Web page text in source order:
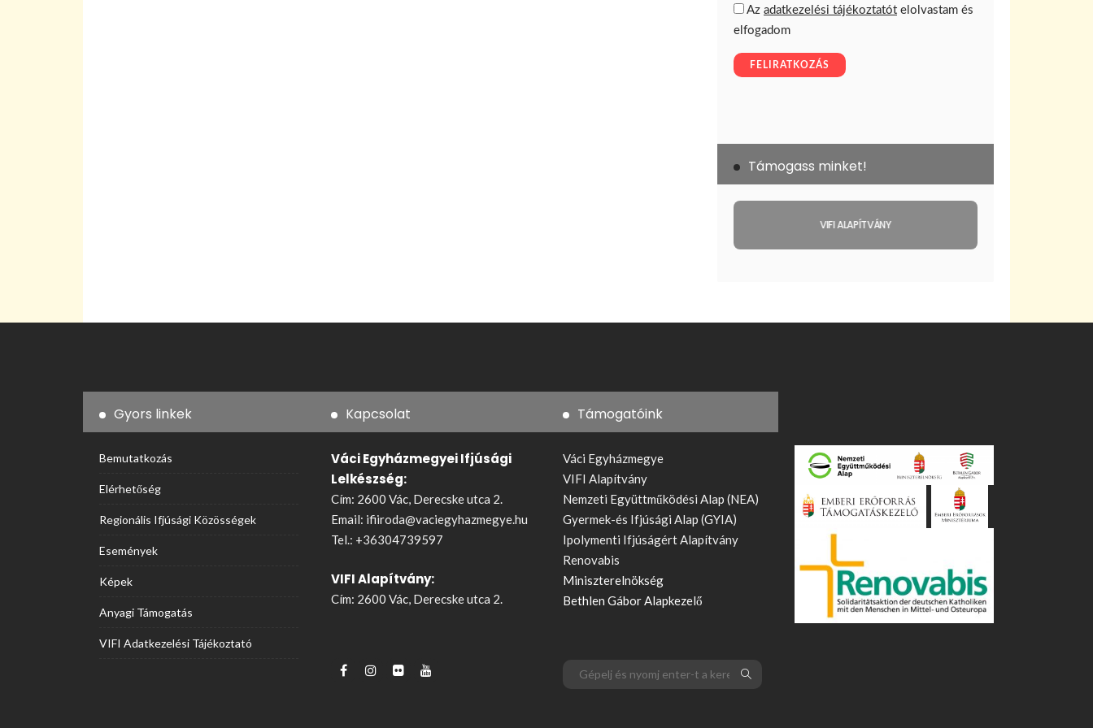
Támogass minket!
VIFI ALAPÍTVÁNY
Gyors linkek
Bemutatkozás
Elérhetőség
Regionális Ifjúsági Közösségek
Események
Képek
Anyagi Támogatás
VIFI Adatkezelési Tájékoztató
Kapcsolat
Váci Egyházmegyei Ifjúsági
Lelkészség:
Cím: 2600 Vác, Derecske utca 2.
Email: ifiiroda@vaciegyhazmegye.hu
Tel.: +36304739597
VIFI Alapítvány:
Cím: 2600 Vác, Derecske utca 2.
Támogatóink
Váci Egyházmegye
VIFI Alapítvány
Nemzeti Együttműködési Alap (NEA)
Gyermek-és Ifjúsági Alap (GYIA)
Ipolymenti Ifjúságért Alapítvány
Renovabis
Miniszterelnökség
Bethlen Gábor Alapkezelő